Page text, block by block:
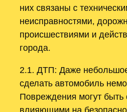
них связаны с
неисправностями,
происшествиями и
города.
2.1. ДТП: Даже
сделать автомобиль
Повреждения могут быть
влияющими на